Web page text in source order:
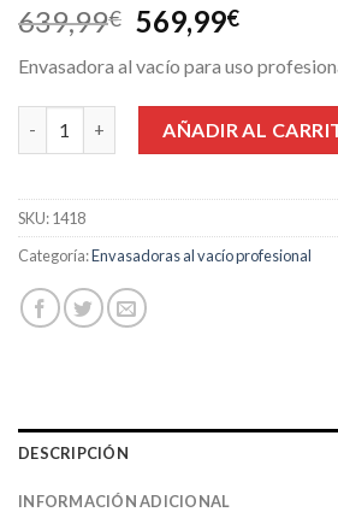
639,99€ El
precio
original
era:
639,99€.
569,99€El
actual
es:
Envasadora al vacío para uso
Envasadora al vacio profesional Caso
AÑADIR AL
SKU:1418
Categoría:Envasadoras al vacío profesional
DESCRIPCIÓN
INFORMACIÓN ADICIONAL